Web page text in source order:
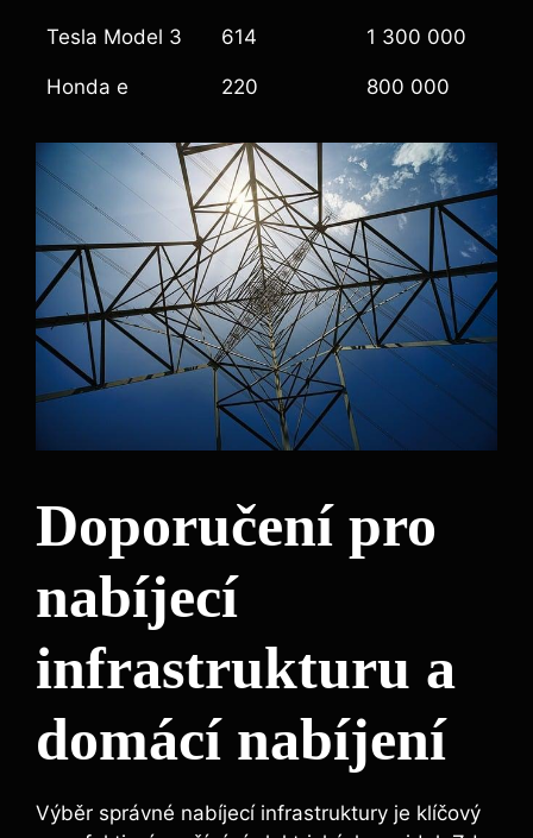
Tesla Model 3 614 1 300 000
Honda e 220 800 000
Doporučení pro
nabíjecí
infrastrukturu a
domácí nabíjení
Výběr správné nabíjecí infrastruktury je klíčový